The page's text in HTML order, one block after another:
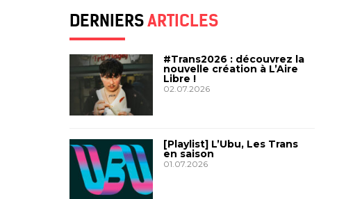
DERNIERSARTICLES
#Trans2026 : découvrez la
nouvelle création à L’Aire
Libre !
02.07.2026
[Playlist] L’Ubu, Les Trans
en saison
01.07.2026